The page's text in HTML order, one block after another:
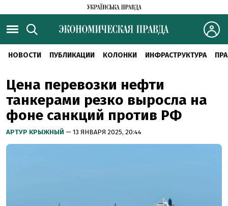
НОВОСТИ ПУБЛИКАЦИИ КОЛОНКИ ИНФРАСТРУКТУРА
Цена перевозки нефти
танкерами резко выросла на
фоне санкций против РФ
АРТУР КРЫЖНЫЙ — 13 ЯНВАРЯ 2025, 20:44